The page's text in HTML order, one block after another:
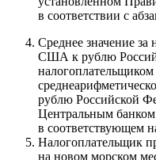
в соответствии с
Среднее значение за
США к рублю
налогоплательщиком
рублю Российской
Центральным
в соответствующем
Налогоплательщик
на новом морском